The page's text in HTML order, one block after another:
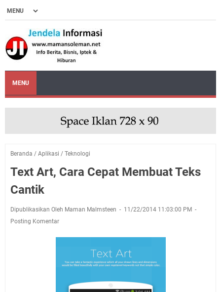
MENU
Beranda / Aplikasi / Teknologi
Text Art, Cara Cepat Membuat Teks
Cantik
Dipublikasikan Oleh Maman Malmsteen
11/22/2014 11:03:00 PM
Posting Komentar